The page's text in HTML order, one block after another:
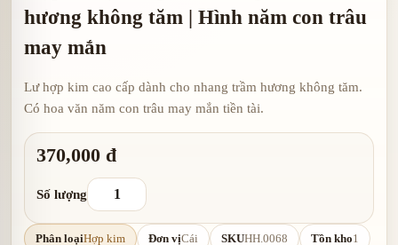
hương không tăm | Hình năm con trâu
may mắn
Lư hợp kim cao cấp dành cho nhang trầm hương không tăm.
Có hoa văn năm con trâu may mắn tiền tài.
370,000 đ
Số lượng
Phân loạiHợp kim Đơn vịCái SKUHH.0068 Tồn kho1